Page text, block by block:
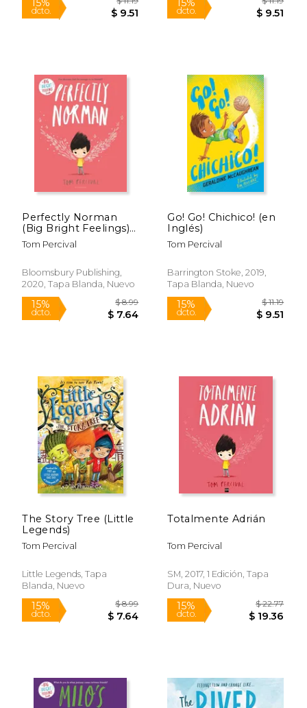
15%
dcto. $ 7.64
15%
dcto.
15%
dcto.
15%
dcto.
Perfectly Norman
(Big Bright Feelings)
(en Inglés)
Tom Percival
Bloomsbury Publishing,
2020, Tapa Blanda, Nuevo
Go! Go! Chichico! (en
Inglés)
Tom Percival
Barrington Stoke, 2019,
Tapa Blanda, Nuevo
The Story Tree (Little
Legends)
Tom Percival
Little Legends, Tapa
Blanda, Nuevo
Totalmente Adrián
Tom Percival
SM, 2017, 1 Edición, Tapa
Dura, Nuevo